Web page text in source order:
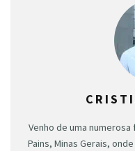
Venho de uma
Pains, Minas Gerais,